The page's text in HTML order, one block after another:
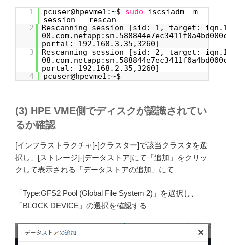
1 pcuser@hpevme1:~$ sudo
iscsiadm -m
session --rescan
2
Rescanning session [sid: 1, target:
portal: 192.168.3.35,3260]
3
Rescanning session [sid: 2, target:
portal: 192.168.2.35,3260]
4
pcuser@hpevme1:~$
(3) HPE VME側でディスクが認識されてい
るか確認
[インフラストラクチャ]-[クラスター]で該当クラスタを選
択し、[ストレージ]-[データストア]にて「追加」をクリッ
クして表示される「データストアの追加」にて
「Type:GFS2 Pool (Global File System 2)」を選択し、
「BLOCK DEVICE」の選択を確認する